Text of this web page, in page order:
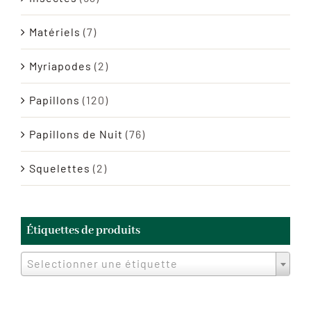
Matériels (7)
Myriapodes (2)
Papillons (120)
Papillons de Nuit (76)
Squelettes (2)
Étiquettes de produits
Selectionner une étiquette